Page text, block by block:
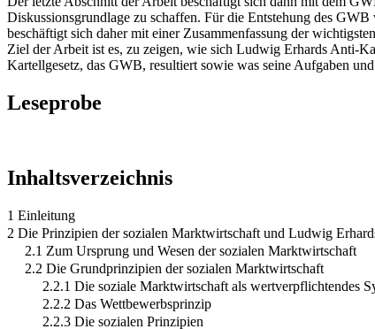
Diskussionsgrundlage zu schaffen. Für die Entstehung des
beschäftigt sich daher mit einer Zusammenfassung der
Ziel der Arbeit ist es, zu zeigen, wie sich Ludwig Erhards Anti-
Kartellgesetz, das GWB, resultiert sowie was seine Aufgaben
Leseprobe
Inhaltsverzeichnis
1 Einleitung
2 Die Prinzipien der sozialen Marktwirtschaft und Ludwig
2.1 Zum Ursprung und Wesen der sozialen Marktwirtschaft
2.2 Die Grundprinzipien der sozialen Marktwirtschaft
2.2.1 Die soziale Marktwirtschaft als wertverpflichtendes
2.2.2 Das Wettbewerbsprinzip
2.2.3 Die sozialen Prinzipien